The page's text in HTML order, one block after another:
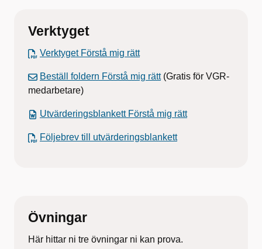
Verktyget
Verktyget Förstå mig rätt
Beställ foldern Förstå mig rätt(Gratis för VGR-
medarbetare)
Utvärderingsblankett Förstå mig rätt
Följebrev till utvärderingsblankett
Övningar
Här hittar ni tre övningar ni kan prova.